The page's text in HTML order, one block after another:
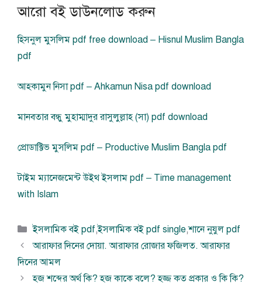
আরো বই ডাউনলোড করুন
হিসনুল মুসলিম pdf free download – Hisnul Muslim Bangla
pdf
আহকামুন নিসা pdf – Ahkamun Nisa pdf download
মানবতার বন্ধু মুহাম্মাদুর রাসুলুল্লাহ (সা) pdf download
প্রোডাক্টিভ মুসলিম pdf – Productive Muslim Bangla pdf
টাইম ম্যানেজমেন্ট উইথ ইসলাম pdf – Time management
with Islam
বিভাগ
সমূহ
ইসলামিক বই pdf,ইসলামিক বই pdf single,শানে নুযুল pdf
আরাফার দিনের দোয়া. আরাফার রোজার ফজিলত. আরাফার
দিনের আমল
হজ শব্দের অর্থ কি? হজ কাকে বলে? হজ্জ কত প্রকার ও কি কি?